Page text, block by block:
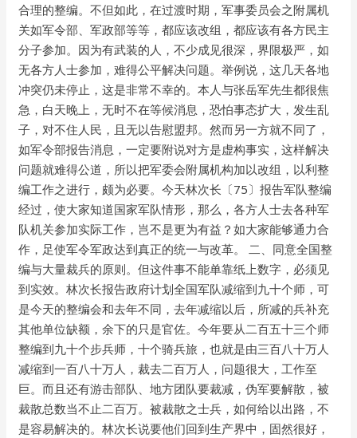
合理的整编。不但如此，在过渡时期，军事委员会之附属机
关如军令部、军政部等等，都应该改组，都应该有各方民主
分子参加。因为有武装的人，不少成见很深，界限极严，如
无各方人士参加，难得公平解决问题。举例说，这几天各地
冲突仍未停止，这是非常不幸的。本人与张岳军先生都很焦
急，白天晚上，无时不在等候消息，恐怕事态扩大，发生乱
子，对不住人民，且无以告慰盟邦。然而另一方就不同了，
如军令部报告消息，一定要附说对方是虚构事实，这样解决
问题就难得公道，所以把军委会附属机构加以改组，以利整
编工作之进行，颇为必要。今天林次长〔75〕报告军队整编
经过，使大家知道国家军队情形，那么，各方人士去各种军
队机关参加实际工作，岂不是更为有益？如大家能够通力合
作，足使军令军政达到真正的统一与改革。 二、同意全国整
编与大量裁兵的原则。但这件事不能单靠纸上数字，必须见
到实效。林次长报告政府计划全国军队减缩到九十个师，可
是今天的整编会和去年不同，去年减缩以后，所减的兵补充
其他单位缺额，余下的只是官佐。今年要从二百五十三个师
整编到九十个步兵师，十个骑兵旅，也就是由三百八十万人
减缩到一百八十万人，裁去二百万人，问题很大，工作至
巨。而且还有游击部队、地方团队要裁减，伪军要解散，被
裁散总数当不止二百万。被裁散之士兵，如何给以出路，不
是容易解决的。林次长说要他们回到生产界中，固然很好，